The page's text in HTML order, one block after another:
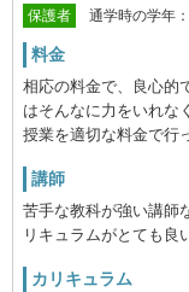
保護者 通学時の学年：
料金
相応の料金で、良心的
はそんなに力をいれな
授業を適切な料金で行
講師
苦手な教科が強い講師
リキュラムがとても良
カリキュラム